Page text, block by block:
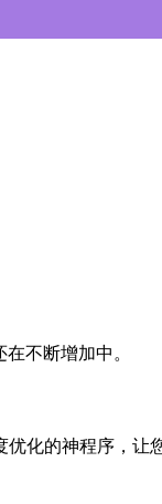
不断增加中。
化的神程序，让